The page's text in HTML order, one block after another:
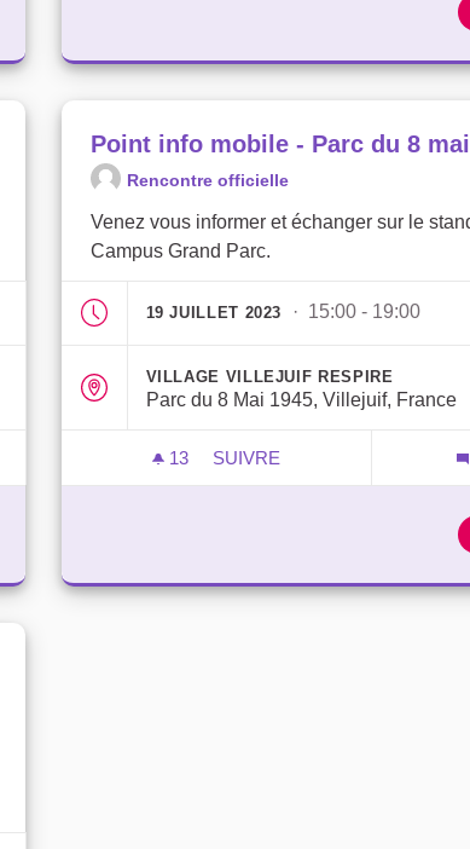
Point info mobile - Parc du 8 mai
Rencontre officielle
Venez vous informer et échanger sur le
Campus Grand Parc.
19 JUILLET 2023 · 15:00 - 19:00
VILLAGE VILLEJUIF RESPIRE
Parc du 8 Mai 1945, Villejuif, France
13 13 ABONNÉS
SUIVRE